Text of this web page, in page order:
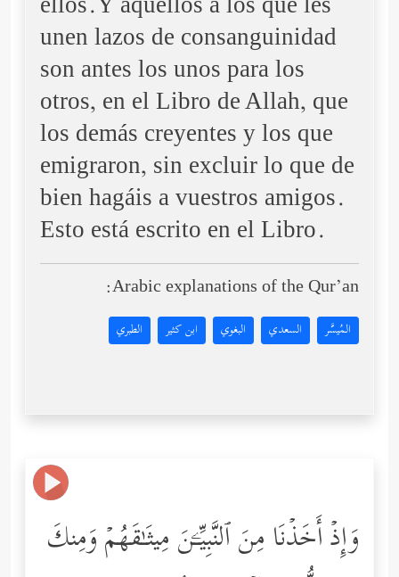
unen lazos de consanguinidad
son antes los unos para los
otros, en el Libro de Allah, que
los demás creyentes y los que
emigraron, sin excluir lo que de
bien hagáis a vuestros amigos.
Esto está escrito en el Libro.
Arabic explanations of the Qur’an:
المُيسَّر السعدي البغوي ابن كثير الطبري
وَإِذۡ أَخَذۡنَا مِنَ ٱلنَّبِیِّـۧنَ مِیثَـٰقَهُمۡ وَمِنكَ